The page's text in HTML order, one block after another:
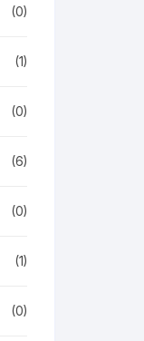
(0)
(1)
(0)
(6)
(0)
(1)
(0)